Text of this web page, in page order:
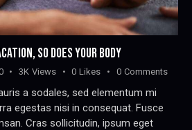
SO DOES YOUR BODY
3K Views 0 Likes 0 Comments
a sodales, sed elementum mi
egestas nisi in consequat. Fusce
Cras sollicitudin, ipsum eget